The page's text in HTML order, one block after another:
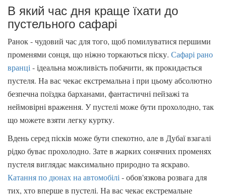
В який час дня краще їхати до
пустельного сафарі
Ранок - чудовий час для того, щоб помилуватися першими
променями сонця, що ніжно торкаються піску. Сафарі рано
вранці - ідеальна можливість побачити, як прокидається
пустеля. На вас чекає екстремальна і при цьому абсолютно
безпечна поїздка барханами, фантастичні пейзажі та
неймовірні враження. У пустелі може бути прохолодно, так
що можете взяти легку куртку.
Вдень серед пісків може бути спекотно, але в Дубаї взагалі
рідко буває прохолодно. Зате в жарких сонячних променях
пустеля виглядає максимально природно та яскраво.
Катання по дюнах на автомобілі - обов'язкова розвага для
тих, хто вперше в пустелі. На вас чекає екстремальне